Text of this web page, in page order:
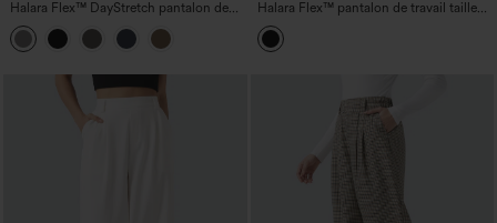
Halara Flex™ DayStretch pantalon de
travail fuselé, taille mi-haute, largeur de
jambe réglable, avec poches
Halara Flex™ pantalon de travail taille
haute à coupe fuselée avec poches